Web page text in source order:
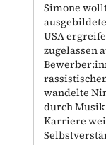
Simone
USA
zugelassen
wandelte
durch
Karriere